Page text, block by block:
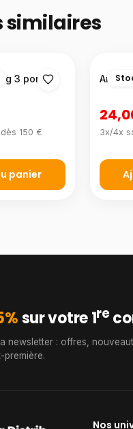
similaires
3 portes
150 €
panier
3x/4x
sur votre 1re
newsletter : offres,
première.
Nos